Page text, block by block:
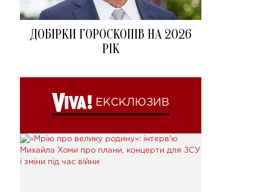
ДОБІРКИ ГОРОСКОПІВ НА 2026
РІК
ЕКСКЛЮЗИВ